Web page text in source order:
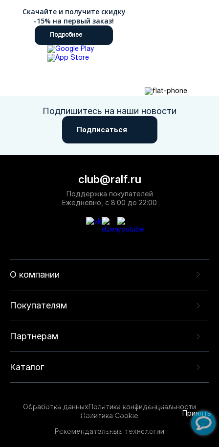
Скачайте и получите скидку
-15% на первый заказ!
Подробнее
Подпишитесь на наши новости
Подписаться
О компании
Покупателям
Партнерам
Каталог
club@ralf.ru
Поддержка покупателей
Ежедневно, с 8:00 до 22:00
Обработка данныхПолитика конфиденциальности
Политика Cookie
Рекомендательные технологии
опыта на нашем сайте. Продолжая использовать
данный сайт, вы соглашаетесь с использованием
технологий. Для получения дополнительной
Принять